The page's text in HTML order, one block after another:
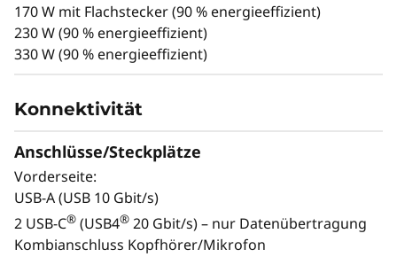
Monitor, Tastatur und Maus sind optional und separat erhältlich.
170 W mit Flachstecker (90 % energieeffizient)
230 W (90 % energieeffizient)
330 W (90 % energieeffizient)
Konnektivität
Anschlüsse/Steckplätze
Vorderseite:
USB-A (USB 10 Gbit/s)
2 USB-C® (USB4® 20 Gbit/s) – nur Datenübertragung
Kombianschluss Kopfhörer/Mikrofon